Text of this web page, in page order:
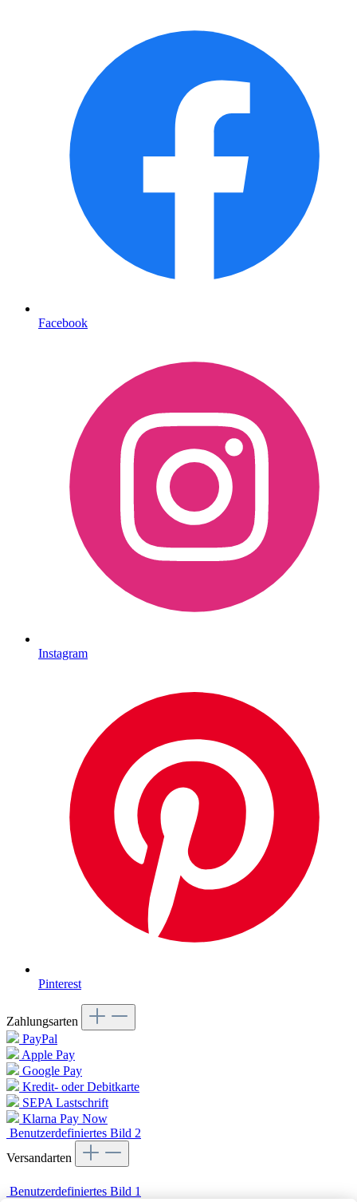
Facebook
Instagram
Pinterest
Zahlungsarten
PayPal
Apple Pay
Google Pay
Kredit- oder Debitkarte
SEPA Lastschrift
Klarna Pay Now
Benutzerdefiniertes Bild 2
Versandarten
Vertrag widerrufen